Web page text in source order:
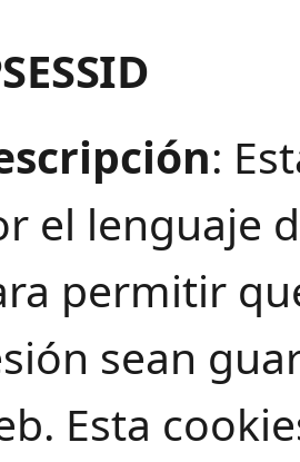
:
el lenguaje
permitir
sean
Esta